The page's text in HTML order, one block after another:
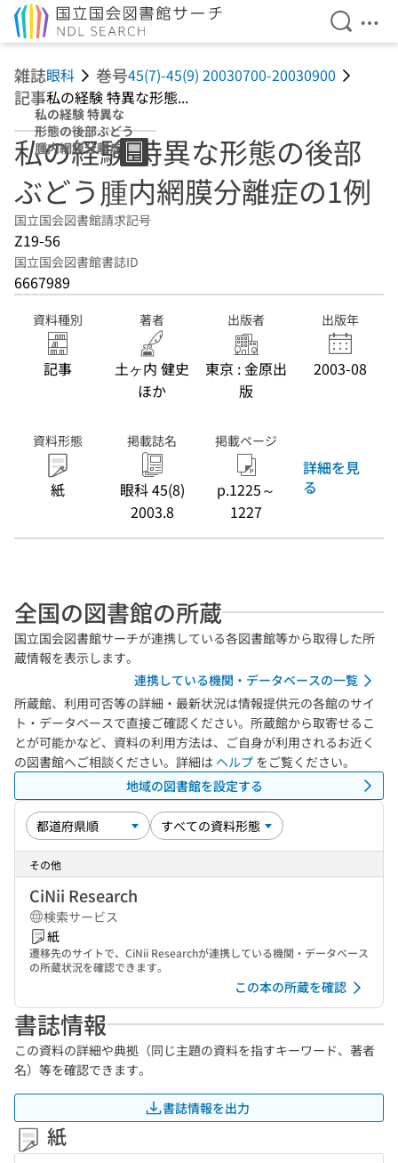
検索を
メ
雑誌眼科 巻号45(7)-45(9) 20030700-20030900
記事私の経験 特異な形態...
私の経験 特異な
形態の後部ぶどう
腫内網膜分離症の
1例
私の経験 特異な形態の後部
ぶどう腫内網膜分離症の1例
国立国会図書館請求記号
Z19-56
国立国会図書館書誌ID
6667989
資料種別
記事
著者
土ヶ内 健史
ほか
出版者
東京 : 金原出
版
出版年
2003-08
資料形態
紙
掲載誌名
眼科 45(8)
2003.8
掲載ページ
p.1225～
1227
詳細を見
る
全国の図書館の所蔵
国立国会図書館サーチが連携している各図書館等から取得した所
蔵情報を表示します。
連携している機関・データベースの一覧
所蔵館、利用可否等の詳細・最新状況は情報提供元の各館のサイ
ト・データベースで直接ご確認ください。所蔵館から取寄せるこ
とが可能かなど、資料の利用方法は、ご自身が利用されるお近く
の図書館へご相談ください。詳細は ヘルプ をご覧ください。
地域の図書館を設定する
その他
CiNii Research
検索サービス
紙
遷移先のサイトで、CiNii Researchが連携している機関・データベース
の所蔵状況を確認できます。
この本の所蔵を確認
書誌情報
この資料の詳細や典拠（同じ主題の資料を指すキーワード、著者
名）等を確認できます。
書誌情報を出力
紙